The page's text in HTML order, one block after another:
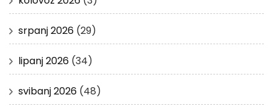
srpanj 2026 (29)
lipanj 2026 (34)
svibanj 2026 (48)